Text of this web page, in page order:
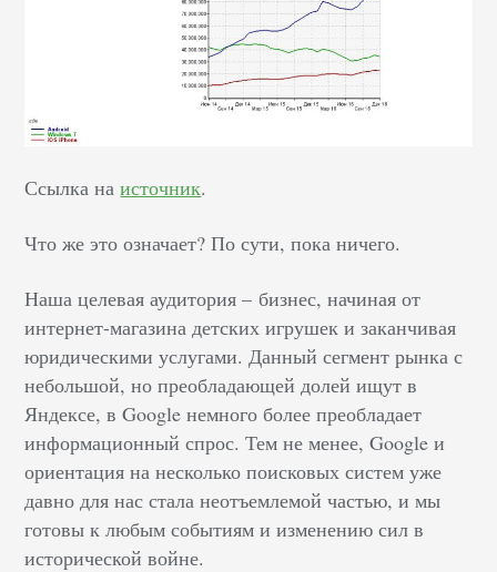
Ссылка наисточник.
Что же это означает? По сути, пока ничего.
Наша целевая аудитория– бизнес, начиная от
интернет-магазина детских игрушек и заканчивая
юридическими услугами. Данный сегмент рынка с
небольшой, но преобладающей долей ищут в
Яндексе, в Google немного более преобладает
информационный спрос. Тем не менее, Google и
ориентация на несколько поисковых систем уже
давно для нас стала неотъемлемой частью, и мы
готовы к любым событиям и изменению сил в
исторической войне.